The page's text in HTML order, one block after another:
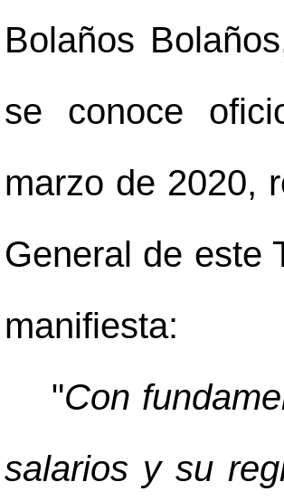
Bolaños
se conoce
marzo de 2020,
General de este
manifiesta:
"Con
salarios y su